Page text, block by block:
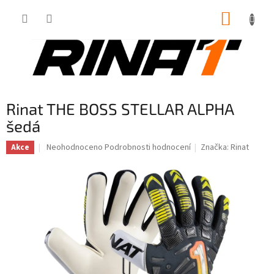
Rinat THE BOSS STELLAR ALPHA
šedá
Akce
Průměrné
hvězdiček.
Neohodnoceno Podrobnosti hodnocení Značka:Rinat